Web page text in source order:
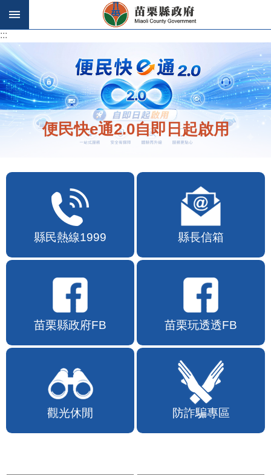
跳到主要內容區塊
:::
:::
便民快e通2.0自即日起啟用
縣民熱線1999 縣長信箱
苗栗縣政府FB 苗栗玩透透FB
觀光休閒 防詐騙專區